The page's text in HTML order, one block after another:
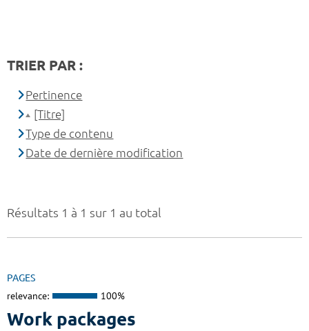
Résultats 1 à 1 sur 1 au total
PAGES
relevance: 100%
Work packages
TRIER PAR :
Pertinence
[Titre]
Type de contenu
Date de dernière modification